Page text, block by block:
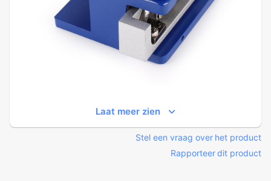
Laat meer zien
Stel een vraag over het product
Rapporteer dit product